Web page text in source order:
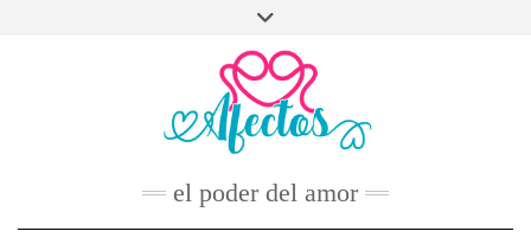
FACEBOOK
TWITTER
INSTAGRAM
PINTEREST
CONTACTO
el poder del amor